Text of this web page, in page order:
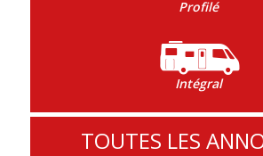
Profilé
Intégral
TOUTES LES